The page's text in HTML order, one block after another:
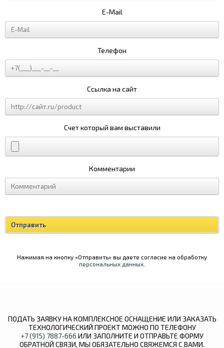
E-Mail
Телефон
Ссылка на сайт
Счет который вам выставили
Комментарии
Нажимая на кнопку «Отправить» вы даете согласие на обработку
персональных данных
ПОДАТЬ ЗАЯВКУ НА КОМПЛЕКСНОЕ ОСНАЩЕНИЕ ИЛИ ЗАКАЗАТЬ
ТЕХНОЛОГИЧЕСКИЙ ПРОЕКТ МОЖНО ПО ТЕЛЕФОНУ
+7 (915) 7887-666 ИЛИ ЗАПОЛНИТЕ И ОТПРАВЬТЕ ФОРМУ
ОБРАТНОЙ СВЯЗИ, МЫ ОБЯЗАТЕЛЬНО СВЯЖЕМСЯ С ВАМИ.